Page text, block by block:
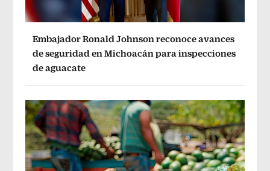
Embajador Ronald Johnson reconoce avances
de seguridad en Michoacán para inspecciones
de aguacate